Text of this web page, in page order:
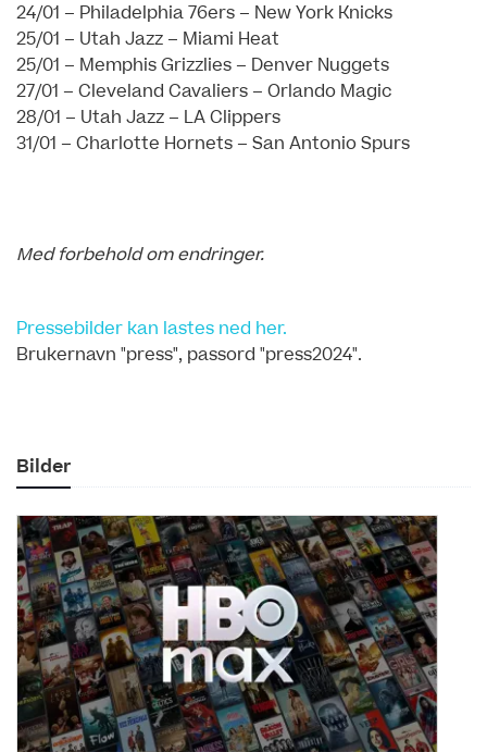
24/01 – Philadelphia 76ers – New York Knicks
25/01 – Utah Jazz – Miami Heat
25/01 – Memphis Grizzlies – Denver Nuggets
27/01 – Cleveland Cavaliers – Orlando Magic
28/01 – Utah Jazz – LA Clippers
31/01 – Charlotte Hornets – San Antonio Spurs
Med forbehold om endringer.
Pressebilder kan lastes ned her.
Brukernavn "press", passord "press2024".
Bilder